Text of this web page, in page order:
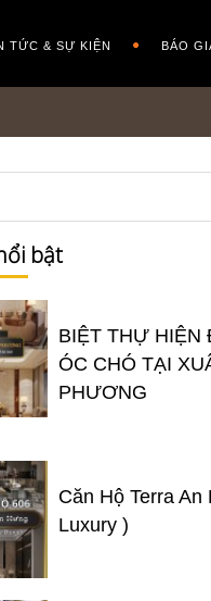
TỨC & SỰ KIỆN BÁO
bật
BIỆT THỰ HIỆN
ÓC CHÓ TẠI
PHƯƠNG
Căn Hộ Terra An
Luxury )